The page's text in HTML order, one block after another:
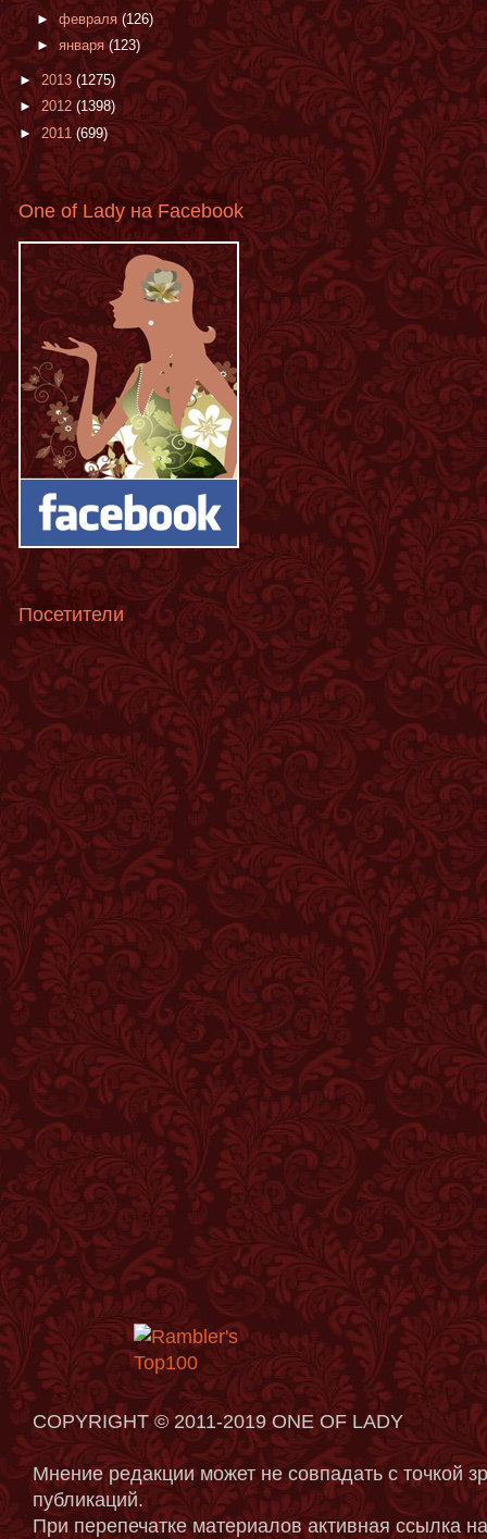
► февраля (126)
► января(123)
►2013 (1275)
► 2012 (1398)
►2011 (699)
One of Lady на Facebook
Посетители
COPYRIGHT © 2011-2019 ONE OF LADY
Мнение редакции может не совпадать с точкой
публикаций.
При перепечатке материалов активная ссылка